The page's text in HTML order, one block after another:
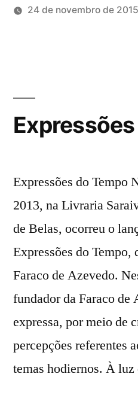
24 de novembro de 2015
Expressões do Tempo
2013, na Livraria
de Belas, ocorreu o
Expressões do
Faraco de Azevedo.
fundador da Faraco de
expressa, por meio de
percepções referentes
temas hodiernos. À